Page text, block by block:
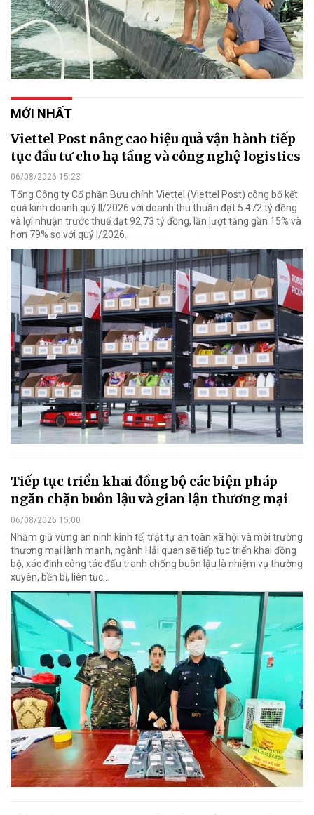
MỚI NHẤT
Viettel Post nâng cao hiệu quả vận hành tiếp
tục đầu tư cho hạ tầng và công nghệ logistics
06/08/2026 15:23
Tổng Công ty Cổ phần Bưu chính Viettel (Viettel Post) công bố kết
quả kinh doanh quý II/2026 với doanh thu thuần đạt 5.472 tỷ đồng
và lợi nhuận trước thuế đạt 92,73 tỷ đồng, lần lượt tăng gần 15% và
hơn 79% so với quý I/2026.
Tiếp tục triển khai đồng bộ các biện pháp
ngăn chặn buôn lậu và gian lận thương mại
06/08/2026 15:00
Nhằm giữ vững an ninh kinh tế, trật tự an toàn xã hội và môi trường
thương mại lành mạnh, ngành Hải quan sẽ tiếp tục triển khai đồng
bộ, xác định công tác đấu tranh chống buôn lậu là nhiệm vụ thường
xuyên, bền bỉ, liên tục…